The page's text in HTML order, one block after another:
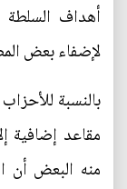
أهداف السلطة
لإضفاء بعض
بالنسبة
مقاعد إضافية
منه البعض أن